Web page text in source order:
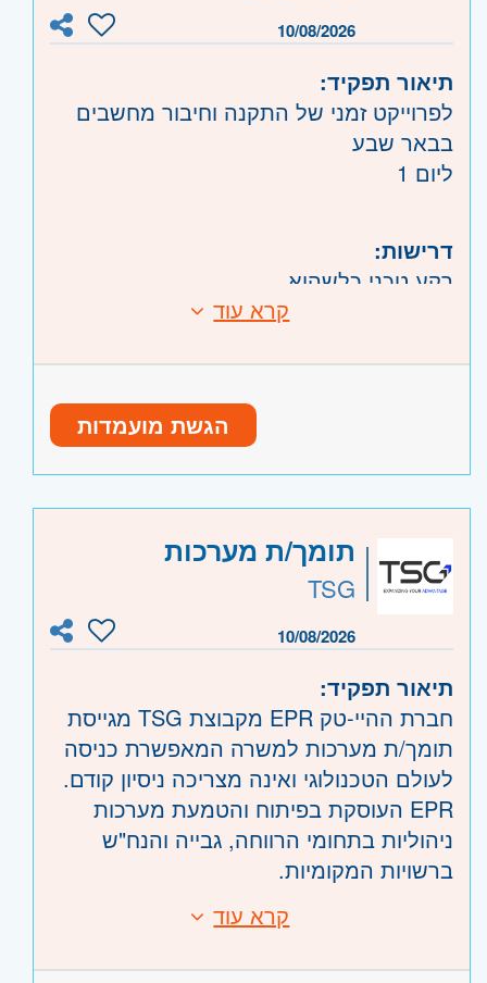
10/08/2026
תיאור תפקיד:
לפרוייקט זמני של התקנה וחיבור מחשבים
בבאר שבע
ליום 1
דרישות:
רקע טכני כלשהוא
לפי שעות
קוד משרה:JB-00474
- אשדוד, קרית גת, באר שבע,
דימונה, אשקלון, קרית מלאכי, ערד וים
המלח
השפלה- ראשון לציון ונס- ציונה, רמלה לוד,
רחובות, יבנה
אילת- אילת והערבה
קרא עוד
הגשת מועמדות
תומך/ת מערכות
TSG
10/08/2026
תיאור תפקיד:
חברת ההיי-טק EPR מקבוצת TSG מגייסת
תומך/ת מערכות למשרה המאפשרת כניסה
לעולם הטכנולוגי ואינה מצריכה ניסיון קודם.
EPR העוסקת בפיתוח והטמעת מערכות
ניהוליות בתחומי הרווחה, גבייה והנח"ש
ברשויות המקומיות.
*אפשרות למשרת הורה בשעות נוחות
קרא עוד